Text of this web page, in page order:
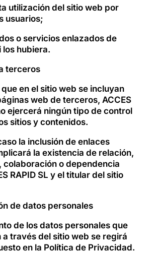
utilización del sitio web por
usuarios;
o servicios enlazados de
hubiera.
terceros
que en el sitio web se incluyan
web de terceros, ACCES
ejercerá ningún tipo de control
sitios y contenidos.
la inclusión de enlaces
la existencia de relación,
colaboración o dependencia
RAPID SL y el titular del sitio
de datos personales
de los datos personales que
a través del sitio web se regirá
en la Política de Privacidad.